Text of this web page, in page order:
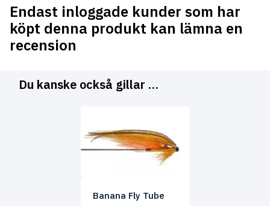
Endast inloggade kunder som har
köpt denna produkt kan lämna en
recension
Du kanske också gillar …
Banana Fly Tube